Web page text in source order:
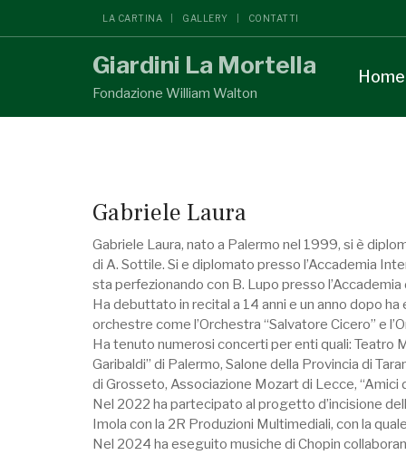
LA CARTINA GALLERY CONTATTI
Giardini La Mortella
Fondazione William Walton
Home
Gabriele Laura
Gabriele Laura, nato a Palermo nel 1999, si è
di A. Sottile. Si e diplomato presso l’Accademia
sta perfezionando con B. Lupo presso l’Accademia
Ha debuttato in recital a 14 anni e un anno dopo
orchestre come l’Orchestra “Salvatore Cicero” e
Ha tenuto numerosi concerti per enti quali: Teatro
Garibaldi” di Palermo, Salone della Provincia di
di Grosseto, Associazione Mozart di Lecce, “Amici
Nel 2022 ha partecipato al progetto d’incisione
Imola con la 2R Produzioni Multimediali, con la
Nel 2024 ha eseguito musiche di Chopin